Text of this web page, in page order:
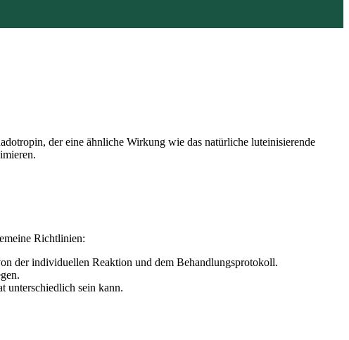
der eine ähnliche Wirkung wie das natürliche luteinisierende
Richtlinien:
der individuellen Reaktion und dem Behandlungsprotokoll.
unterschiedlich sein kann.